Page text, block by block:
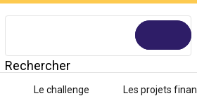
Rechercher
Le challenge Les projets